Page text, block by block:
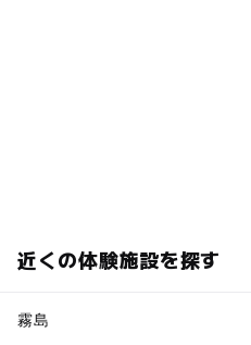
近くの体験施設を探す
霧島